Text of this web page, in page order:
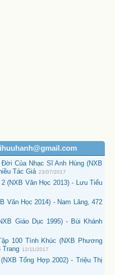
Của Nhạc Sĩ Anh Hùng (NXB
Tác Giả 23/07/2017
(NXB Văn Học 2013) - Lưu Tiểu
Văn Học 2014) - Nam Lăng, 472
Giáo Dục 1995) - Bùi Khánh
100 Tình Khúc (NXB Phương
Trang 12/11/2017
Tổng Hợp 2002) - Triệu Thị